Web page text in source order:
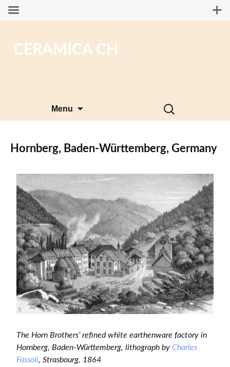
CERAMICA CH
Menu
Search
for:
Hornberg, Baden-Württemberg, Germany
The Horn Brothers’ refined white earthenware factory in
Hornberg, Baden-Württemberg, lithograph by Charles
Fassoli, Strasbourg, 1864